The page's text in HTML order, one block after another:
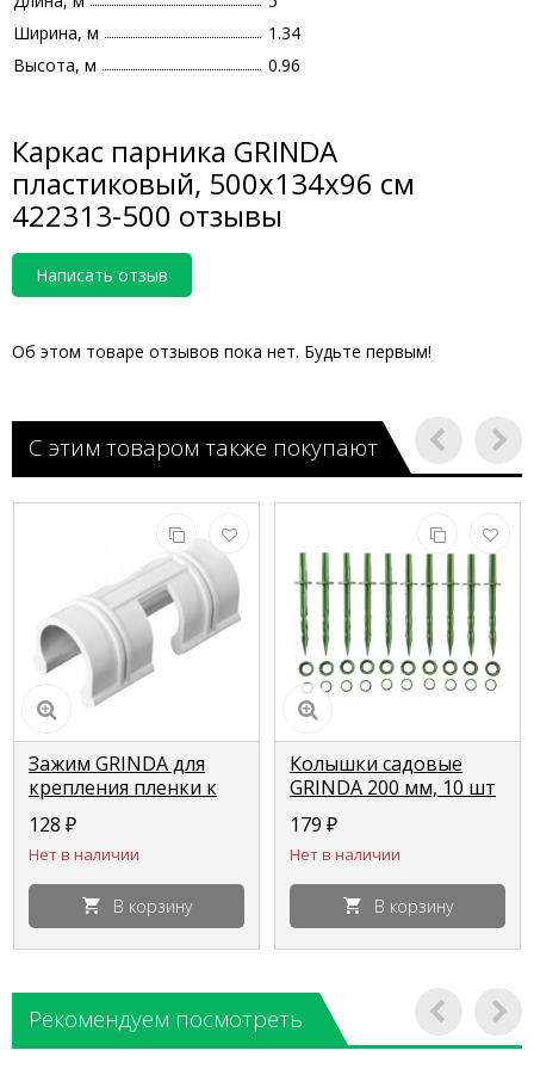
Ширина, м
1.34
Высота, м
0.96
Каркас парника GRINDA
пластиковый, 500х134х96 см
422313-500 отзывы
Написать отзыв
Об этом товаре отзывов пока нет. Будьте первым!
С этим товаром также покупают
Зажим GRINDA для
крепления пленки к
каркасу парника, d=20
мм, цвет белый, 10 шт
422317-20
128 ₽
Нет в наличии
В корзину
Колышки садовые
GRINDA 200 мм, 10 шт
422319
179 ₽
Нет в наличии
В корзину
Рекомендуем посмотреть